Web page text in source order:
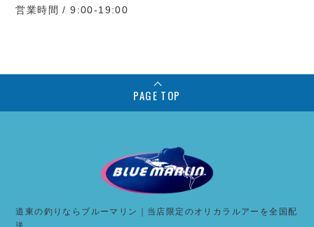
営業時間 / 9:00-19:00
PAGE TOP
道東の釣りならブルーマリン｜当店限定のオリカラルアーを全国配